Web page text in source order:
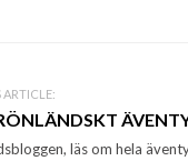
ARTICLE:
läs om hela